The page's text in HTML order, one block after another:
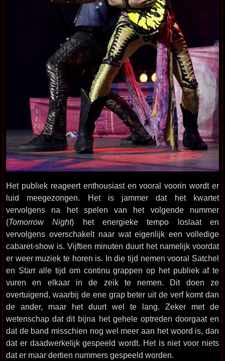
Het publiek reageert enthousiast en vooral voorin wordt er
luid meegezongen. Het is jammer dat het kwartet
vervolgens na het spelen van het volgende nummer
(Tomorrow Night) het energieke tempo loslaat en
vervolgens overschakelt naar wat eigenlijk een volledige
cabaret-show is. Vijftien minuten duurt het namelijk voordat
er weer muziek te horen is. In die tijd nemen vooral Satchel
en Starr alle tijd om continu grappen op het publiek af te
vuren en elkaar in de zeik te nemen. Dit doen ze
overtuigend, waarbij de ene grap beter uit de verf komt dan
de ander, maar het duurt wel te lang. Zeker met de
wetenschap dat dit bijna het gehele optreden doorgaat en
dat de band misschien nog wel meer aan het woord is, dan
dat er daadwerkelijk gespeeld wordt. Het is niet voor niets
dat er maar dertien nummers gespeeld worden.